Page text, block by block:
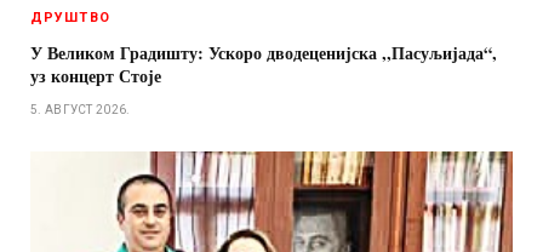
ДРУШТВО
У Великом Градишту: Ускоро дводеценијска ,,Пасуљијада“,
уз концерт Стоје
5. АВГУСТ 2026.